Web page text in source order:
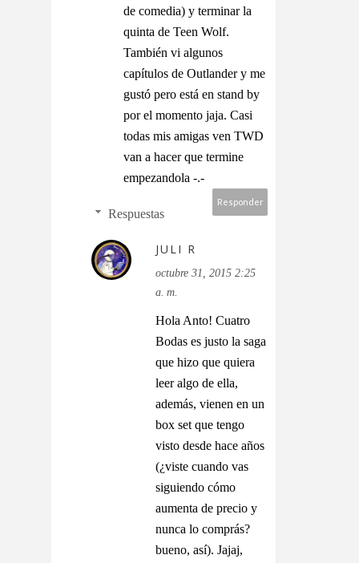
de comedia) y terminar la
quinta de Teen Wolf.
También vi algunos
capítulos de Outlander y me
gustó pero está en stand by
por el momento jaja. Casi
todas mis amigas ven TWD
van a hacer que termine
empezandola -.-
Responder
Respuestas
JULI R
octubre 31, 2015 2:25
a. m.
Hola Anto! Cuatro
Bodas es justo la saga
que hizo que quiera
leer algo de ella,
además, vienen en un
box set que tengo
visto desde hace años
(¿viste cuando vas
siguiendo cómo
aumenta de precio y
nunca lo comprás?
bueno, así). Jajaj,